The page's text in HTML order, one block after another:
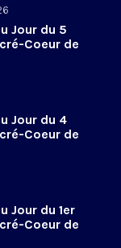
Jour du 5
Coeur de
Jour du 4
Coeur de
Jour du 1er
Coeur de